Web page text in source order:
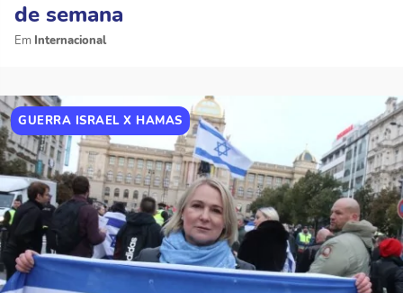
de semana
Internacional
GUERRA ISRAEL X HAMAS